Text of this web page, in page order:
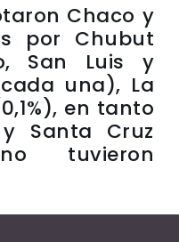
Chaco y
por Chubut
San Luis y
una), La
en tanto
Santa Cruz
tuvieron